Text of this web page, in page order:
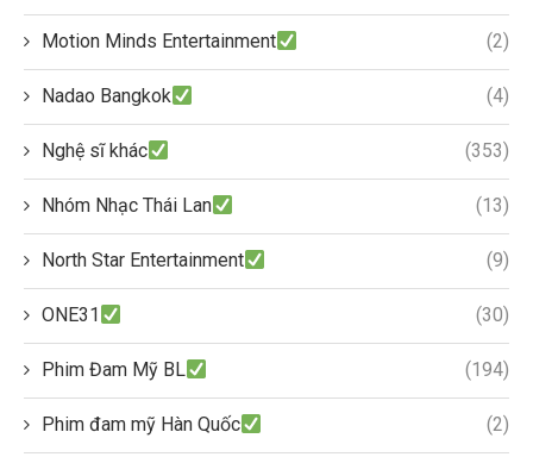
Motion Minds Entertainment (2)
Nadao Bangkok (4)
Nghệ sĩ khác (353)
Nhóm Nhạc Thái Lan (13)
North Star Entertainment (9)
ONE31 (30)
Phim Đam Mỹ BL (194)
Phim đam mỹ Hàn Quốc (2)